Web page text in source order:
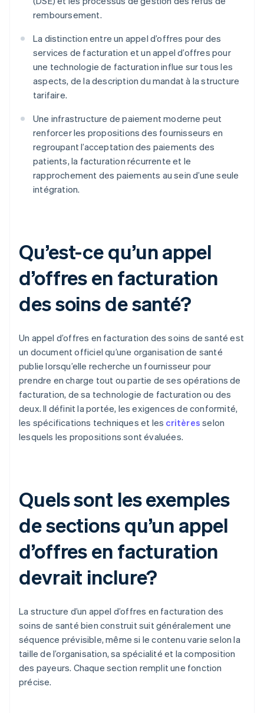
remboursement.
La distinction entre un appel d’offres pour des
services de facturation et un appel d’offres pour
une technologie de facturation influe sur tous les
aspects, de la description du mandat à la structure
tarifaire.
Une infrastructure de paiement moderne peut
renforcer les propositions des fournisseurs en
regroupant l’acceptation des paiements des
patients, la facturation récurrente et le
rapprochement des paiements au sein d’une seule
intégration.
Qu’est-ce qu’un appel
d’offres en facturation
des soins de santé?
Un appel d’offres en facturation des soins de santé est
un document officiel qu’une organisation de santé
publie lorsqu’elle recherche un fournisseur pour
prendre en charge tout ou partie de ses opérations de
facturation, de sa technologie de facturation ou des
deux. Il définit la portée, les exigences de conformité,
les spécifications techniques et les critères selon
lesquels les propositions sont évaluées.
Quels sont les exemples
de sections qu’un appel
d’offres en facturation
devrait inclure?
La structure d’un appel d’offres en facturation des
soins de santé bien construit suit généralement une
séquence prévisible, même si le contenu varie selon la
taille de l’organisation, sa spécialité et la composition
des payeurs. Chaque section remplit une fonction
précise.